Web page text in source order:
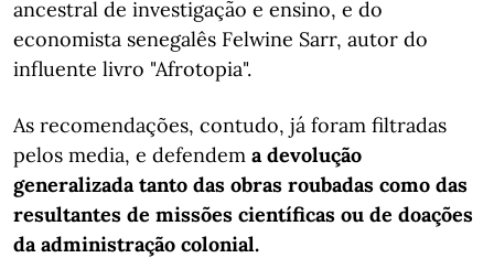
ancestral de investigação e ensino, e do
economista senegalês Felwine Sarr, autor do
influente livro "Afrotopia".
As recomendações, contudo, já foram filtradas
pelos media, e defendem a devolução
generalizada tanto das obras roubadas como das
resultantes de missões científicas ou de doações
da administração colonial.